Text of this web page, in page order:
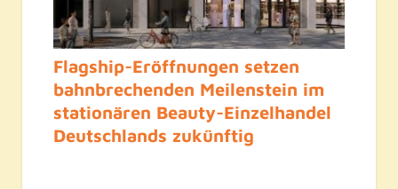
Flagship-Eröffnungen setzen
bahnbrechenden Meilenstein im
stationären Beauty-Einzelhandel
Deutschlands zukünftig